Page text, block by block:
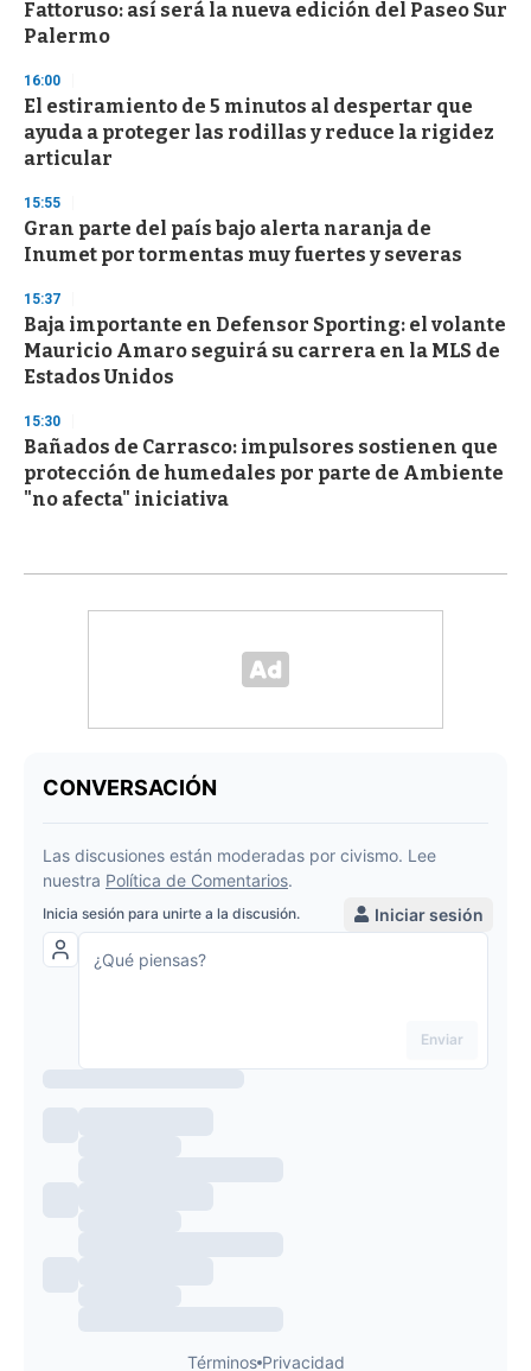
Fattoruso: así será la nueva edición del Paseo Sur
Palermo
16:00
El estiramiento de 5 minutos al despertar que
ayuda a proteger las rodillas y reduce la rigidez
articular
15:55
Gran parte del país bajo alerta naranja de
Inumet por tormentas muy fuertes y severas
15:37
Baja importante en Defensor Sporting: el volante
Mauricio Amaro seguirá su carrera en la MLS de
Estados Unidos
15:30
Bañados de Carrasco: impulsores sostienen que
protección de humedales por parte de Ambiente
"no afecta" iniciativa